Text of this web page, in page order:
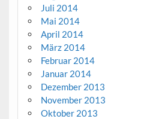
Juli 2014
Mai 2014
April 2014
März 2014
Februar 2014
Januar 2014
Dezember 2013
November 2013
Oktober 2013